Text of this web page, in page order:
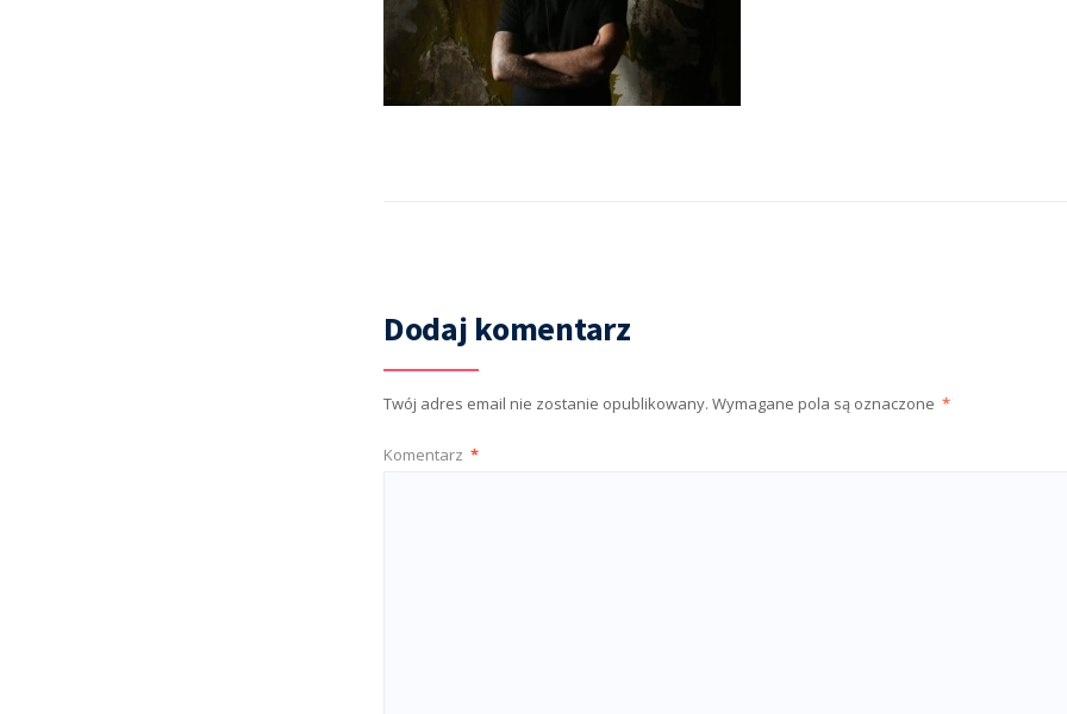
Dodaj komentarz
Twój adres email nie zostanie opublikowany. Wymagane pola są oznaczone *
Komentarz *